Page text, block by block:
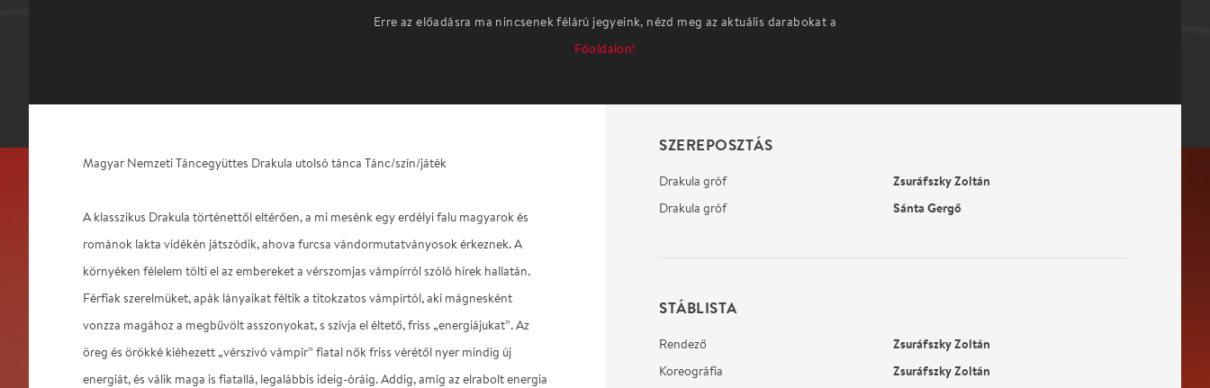
Erre az előadásra ma nincsenek félárú jegyeink, nézd meg az aktuális darabokat a
Főoldalon!
Magyar Nemzeti Táncegyüttes Drakula utolsó tánca Tánc/szín/játék
A klasszikus Drakula történettől eltérően, a mi mesénk egy erdélyi falu magyarok és
románok lakta vidékén játszódik, ahova furcsa vándormutatványosok érkeznek. A
környéken félelem tölti el az embereket a vérszomjas vámpírról szóló hírek hallatán.
Férfiak szerelmüket, apák lányaikat féltik a titokzatos vámpírtól, aki mágnesként
vonzza magához a megbűvölt asszonyokat, s szívja el éltető, friss „energiájukat”. Az
öreg és örökké kiéhezett „vérszívó vámpír” fiatal nők friss vérétől nyer mindig új
energiát, és válik maga is fiatallá, legalábbis ideig-óráig. Addig, amíg az elrabolt energia
SZEREPOSZTÁS
Drakula gróf Zsuráfszky Zoltán
Drakula gróf Sánta Gergő
STÁBLISTA
Rendező Zsuráfszky Zoltán
Koreográfia Zsuráfszky Zoltán